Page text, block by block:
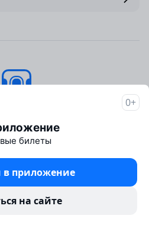
программа
0+
билеты
в приложение
на сайте